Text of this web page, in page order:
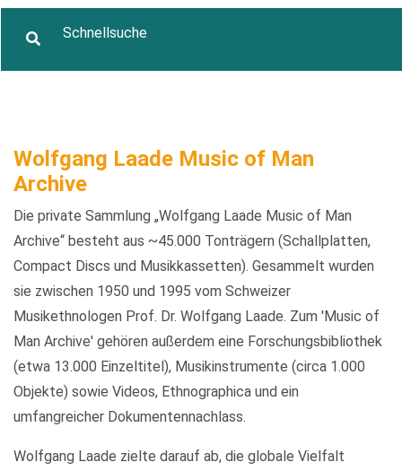
Wolfgang Laade Music of Man
Archive
Die private Sammlung „Wolfgang Laade Music of Man
Archive“ besteht aus ~45.000 Tonträgern (Schallplatten,
Compact Discs und Musikkassetten). Gesammelt wurden
sie zwischen 1950 und 1995 vom Schweizer
Musikethnologen Prof. Dr. Wolfgang Laade. Zum 'Music of
Man Archive' gehören außerdem eine Forschungsbibliothek
(etwa 13.000 Einzeltitel), Musikinstrumente (circa 1.000
Objekte) sowie Videos, Ethnographica und ein
umfangreicher Dokumentennachlass.
Wolfgang Laade zielte darauf ab, die globale Vielfalt